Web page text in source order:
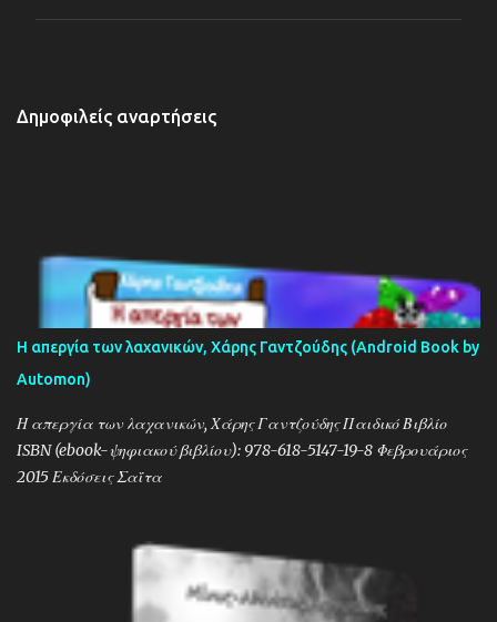
Δημοφιλείς αναρτήσεις
Η απεργία των λαχανικών, Χάρης Γαντζούδης (Android Book by
Automon)
Η απεργία των λαχανικών, Χάρης Γαντζούδης Παιδικό Βιβλίο
ISBN (ebook-ψηφιακού βιβλίου): 978-618-5147-19-8 Φεβρουάριος
2015 Εκδόσεις Σαΐτα